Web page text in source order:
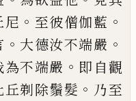
尼 。 至彼僧伽藍 。
。 大德汝不端嚴 。
為不端嚴 。 即自觀
丘剃除鬚髮 。 乃至